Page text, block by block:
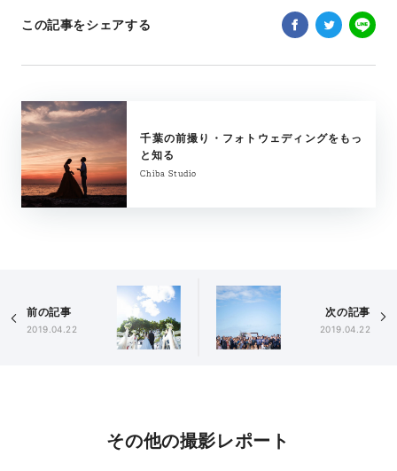
この記事をシェアする
千葉の前撮り・フォトウェディングをもっ
と知る
Chiba Studio
前の記事
2019.04.22
次の記事
2019.04.22
その他の撮影レポート